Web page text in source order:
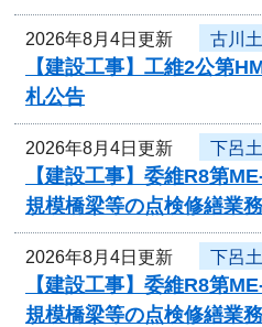
2026年8月4日更新 古川
【建設工事】工維2公第
札公告
2026年8月4日更新 下呂
【建設工事】委維R8第
規模橋梁等の点検修繕業
2026年8月4日更新 下呂
【建設工事】委維R8第
規模橋梁等の点検修繕業